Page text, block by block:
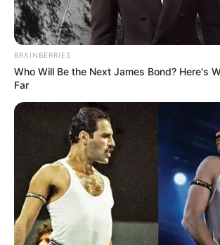
Πατήστε στον player για να
τον Γιώργο Κουτελίνη στον
BRAINBERRIES
Who Will Be the Next James Bond? Here's
Far